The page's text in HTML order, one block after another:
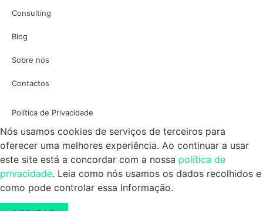
Consulting
Blog
Sobre nós
Contactos
Política de Privacidade
Nós usamos cookies de serviços de terceiros para
oferecer uma melhores experiência. Ao continuar a usar
este site está a concordar com a nossa política de
privacidade. Leia como nós usamos os dados recolhidos e
como pode controlar essa Informação.